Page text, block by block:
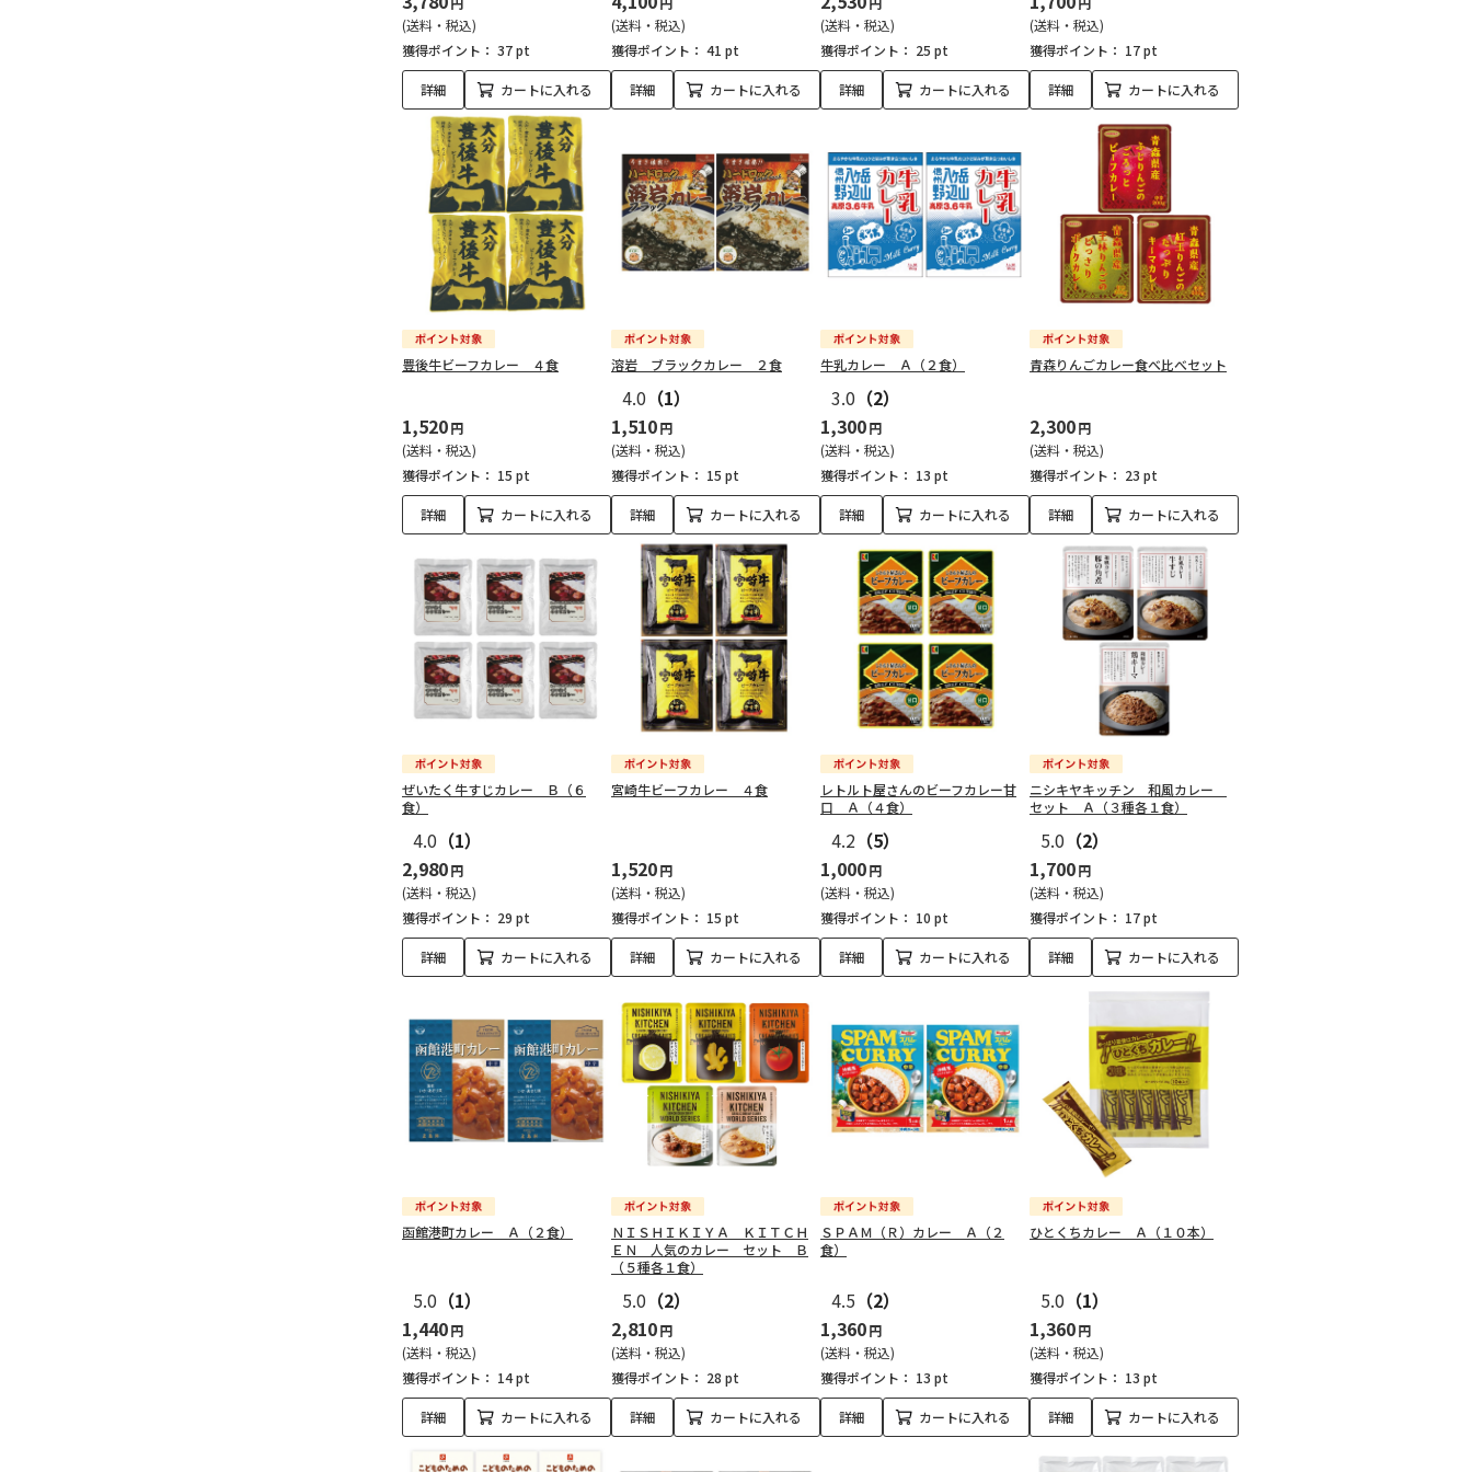
(送料・税込)
獲得ポイント： 37 pt
詳細 カートに入れる
(送料・税込)
獲得ポイント： 41 pt
詳細 カートに入れる
(送料・税込)
獲得ポイント： 25 pt
詳細 カートに入れる
(送料・税込)
獲得ポイント： 17 pt
詳細 カートに入れる
豊後牛ビーフカレー ４食
1,520円
(送料・税込)
獲得ポイント： 15 pt
詳細 カートに入れる
溶岩 ブラックカレー ２食
4.0 （1）
1,510円
(送料・税込)
獲得ポイント： 15 pt
詳細 カートに入れる
牛乳カレー Ａ（２食）
3.0 （2）
1,300円
(送料・税込)
獲得ポイント： 13 pt
詳細 カートに入れる
青森りんごカレー食べ比べセット
2,300円
(送料・税込)
獲得ポイント： 23 pt
詳細 カートに入れる
ぜいたく牛すじカレー Ｂ（６
食）
4.0 （1）
2,980円
(送料・税込)
獲得ポイント： 29 pt
詳細 カートに入れる
宮崎牛ビーフカレー ４食
1,520円
(送料・税込)
獲得ポイント： 15 pt
詳細 カートに入れる
レトルト屋さんのビーフカレー甘
口 Ａ（４食）
4.2 （5）
1,000円
(送料・税込)
獲得ポイント： 10 pt
詳細 カートに入れる
ニシキヤキッチン 和風カレー
セット Ａ（３種各１食）
5.0 （2）
1,700円
(送料・税込)
獲得ポイント： 17 pt
詳細 カートに入れる
函館港町カレー Ａ（２食）
5.0 （1）
1,440円
(送料・税込)
獲得ポイント： 14 pt
詳細 カートに入れる
ＮＩＳＨＩＫＩＹＡ ＫＩＴＣＨ
ＥＮ 人気のカレー セット Ｂ
（５種各１食）
5.0 （2）
2,810円
(送料・税込)
獲得ポイント： 28 pt
詳細 カートに入れる
ＳＰＡＭ（Ｒ）カレー Ａ（２
食）
4.5 （2）
1,360円
(送料・税込)
獲得ポイント： 13 pt
詳細 カートに入れる
ひとくちカレー Ａ（１０本）
5.0 （1）
1,360円
(送料・税込)
獲得ポイント： 13 pt
詳細 カートに入れる